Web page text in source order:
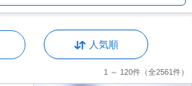
人気順
1 ～ 120件 （全2561件）